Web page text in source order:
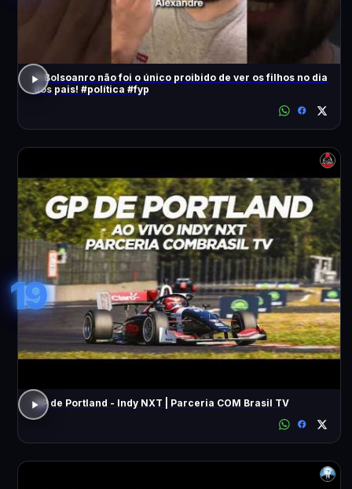
O Bolsoanro não foi o único proibido de ver os filhos no dia
dos pais! #política #fyp
19
GP de Portland - Indy NXT | Parceria COM Brasil TV